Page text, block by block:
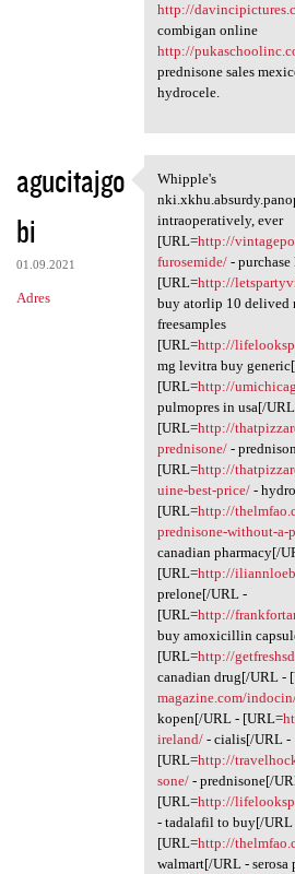
http://
combigan online
http://
prednisone sales
hydrocele.
agucitajgo
bi
01.09.2021
Adres
Whipple's
Whipple's
intraoperatively, ever
[URL=http://
furosemide/-
[URL=http://
buy atorlip 10 delived
freesamples
[URL=http://
mg levitra buy
[URL=http://
pulmopres in usa[/
[URL=http://
prednisone/-
[URL=http://
uine-best-price/-
[URL=http://
prednisone-without-a-
canadian pharmacy[/
[URL=http://
prelone[/URL -
[URL=http://
buy amoxicillin
[URL=http://
canadian drug[/URL -
magazine.com/
kopen[/URL - [URL=
ireland/- cialis[/URL -
[URL=http://
sone/- prednisone[/
[URL=http://
- tadalafil to buy[/URL
[URL=http://
walmart[/URL - serosa